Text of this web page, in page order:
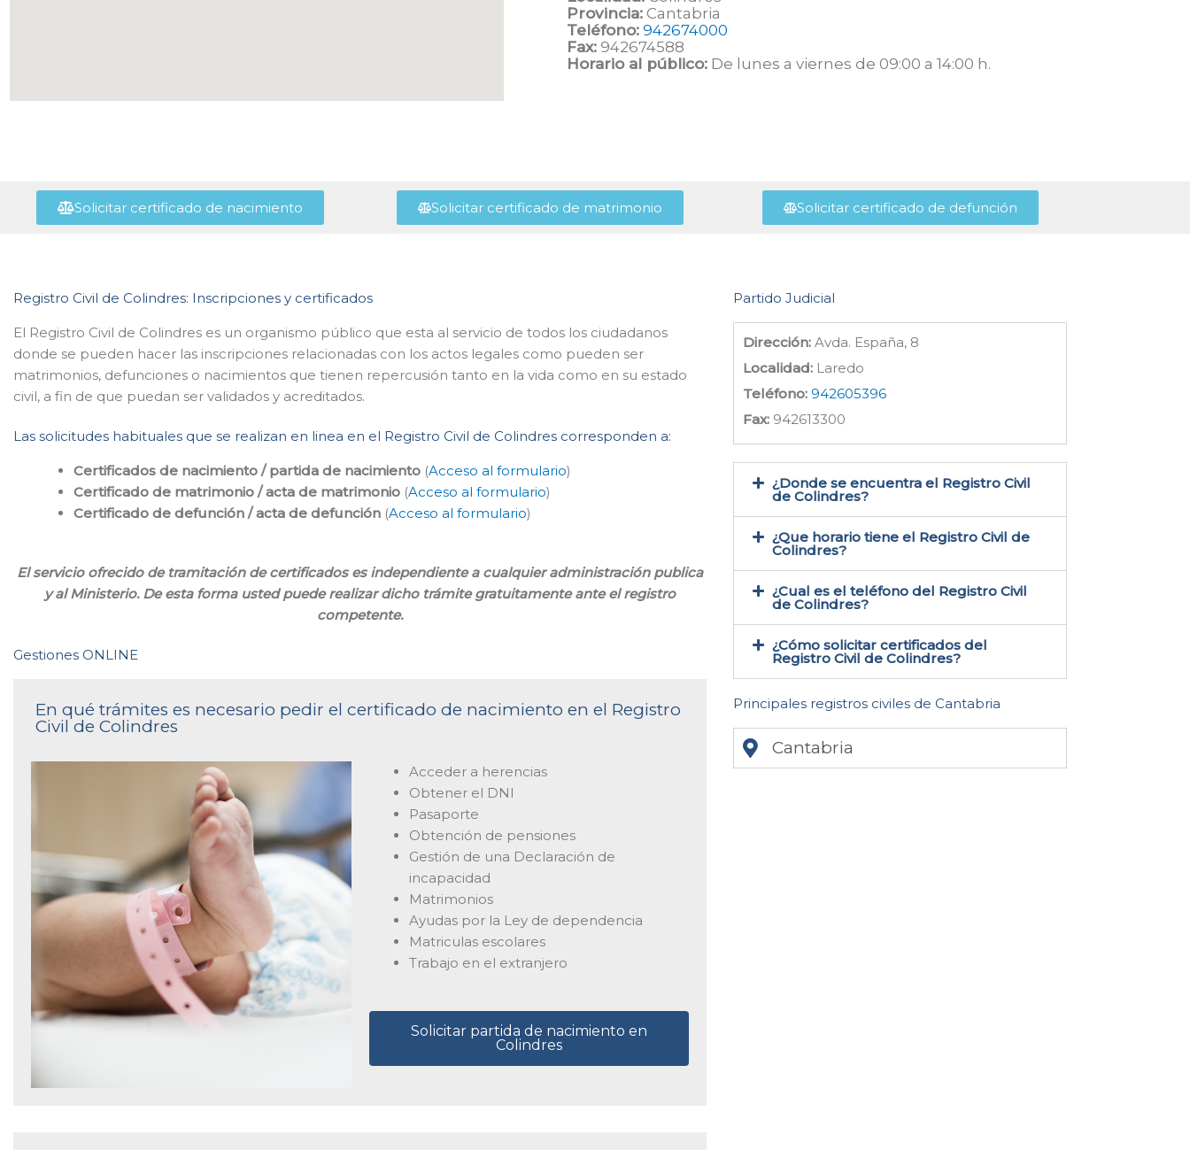
Provincia: Cantabria
Teléfono: 942674000
Fax: 942674588
Horario al público: De lunes a viernes de 09:00 a 14:00 h.
Solicitar certificado de nacimiento Solicitar certificado de matrimonio Solicitar certificado de defunción
Registro Civil de Colindres: Inscripciones y certificados
El Registro Civil de Colindres es un organismo público que esta al servicio de todos los ciudadanos
donde se pueden hacer las inscripciones relacionadas con los actos legales como pueden ser
matrimonios, defunciones o nacimientos que tienen repercusión tanto en la vida como en su estado
civil, a fin de que puedan ser validados y acreditados.
Las solicitudes habituales que se realizan en linea en el Registro Civil de Colindres corresponden a:
Certificados de nacimiento / partida de nacimiento(Acceso al formulario)
Certificado de matrimonio / acta de matrimonio(Acceso al formulario)
Certificado de defunción / acta de defunción(Acceso al formulario)
El servicio ofrecido de tramitación de certificados es independiente a cualquier administración publica
y al Ministerio. De esta forma usted puede realizar dicho trámite gratuitamente ante el registro
competente.
Gestiones ONLINE
En qué trámites es necesario pedir el certificado de nacimiento en el Registro
Civil de Colindres
Acceder a herencias
Obtener el DNI
Pasaporte
Obtención de pensiones
Gestión de una Declaración de
incapacidad
Matrimonios
Ayudas por la Ley de dependencia
Matriculas escolares
Trabajo en el extranjero
Solicitar partida de nacimiento en
Colindres
Partido Judicial
Dirección: Avda. España, 8
Localidad: Laredo
Teléfono: 942605396
Fax: 942613300
¿Donde se encuentra el Registro Civil
de Colindres​?
¿Que horario tiene el Registro Civil de
Colindres?
¿Cual es el teléfono del Registro Civil
de Colindres​?
¿Cómo solicitar certificados del
Registro Civil de Colindres​?
Principales registros civiles de Cantabria
Cantabria